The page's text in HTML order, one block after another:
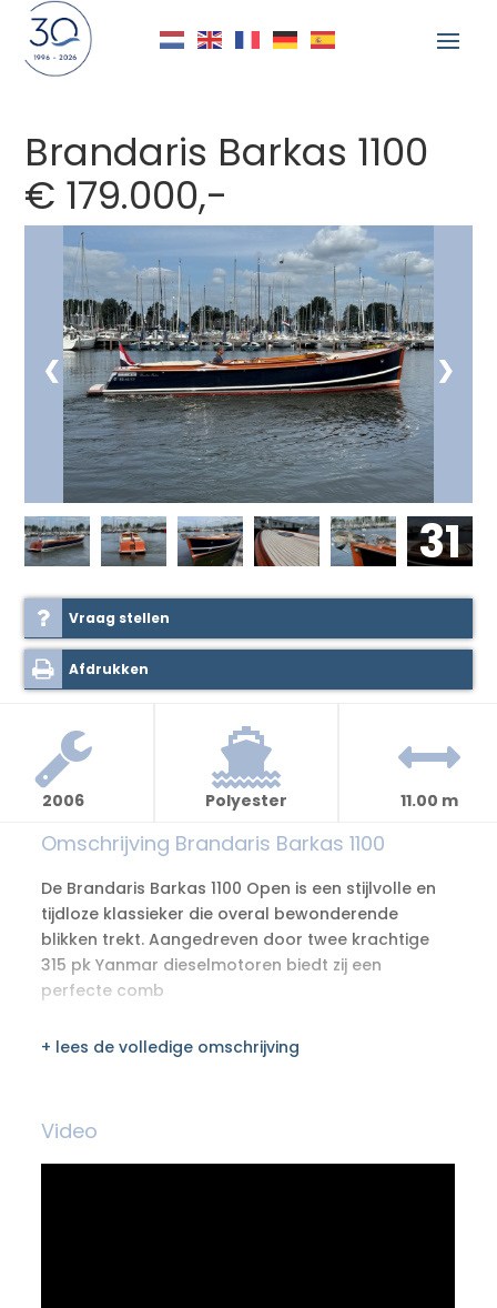
Brandaris Barkas 1100
€ 179.000,-
❮ ❯
31
Vraag stellen
Afdrukken
2006 Polyester 11.00 m
Omschrijving Brandaris Barkas 1100
De Brandaris Barkas 1100 Open is een stijlvolle en
tijdloze klassieker die overal bewonderende
blikken trekt. Aangedreven door twee krachtige
315 pk Yanmar dieselmotoren biedt zij een
perfecte comb
+ lees de volledige omschrijving
Video